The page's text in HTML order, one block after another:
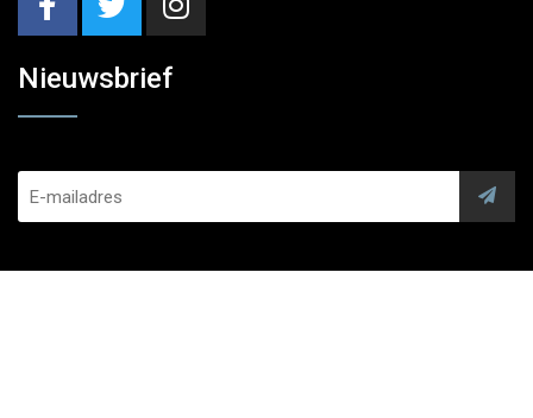
Nieuwsbrief